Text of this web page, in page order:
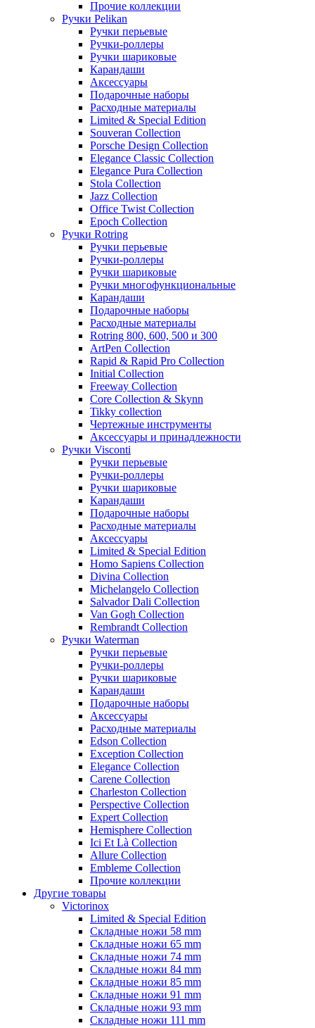
Прочие коллекции
Ручки Pelikan
Ручки перьевые
Ручки-роллеры
Ручки шариковые
Карандаши
Аксессуары
Подарочные наборы
Расходные материалы
Limited & Special Edition
Souveran Collection
Porsche Design Collection
Elegance Classic Collection
Elegance Pura Collection
Stola Collection
Jazz Collection
Office Twist Collection
Epoch Collection
Ручки Rotring
Ручки перьевые
Ручки-роллеры
Ручки шариковые
Ручки многофункциональные
Карандаши
Подарочные наборы
Расходные материалы
Rotring 800, 600, 500 и 300
ArtPen Collection
Rapid & Rapid Pro Collection
Initial Collection
Freeway Collection
Core Collection & Skynn
Tikky collection
Чертежные инструменты
Аксессуары и принадлежности
Ручки Visconti
Ручки перьевые
Ручки-роллеры
Ручки шариковые
Карандаши
Подарочные наборы
Расходные материалы
Аксессуары
Limited & Special Edition
Homo Sapiens Collection
Divina Collection
Michelangelo Collection
Salvador Dali Collection
Van Gogh Collection
Rembrandt Collection
Ручки Waterman
Ручки перьевые
Ручки-роллеры
Ручки шариковые
Карандаши
Подарочные наборы
Аксессуары
Расходные материалы
Edson Collection
Exception Collection
Elegance Collection
Carene Collection
Charleston Collection
Perspective Collection
Expert Collection
Hemisphere Collection
Ici Et Là Collection
Allure Collection
Embleme Collection
Прочие коллекции
Другие товары
Victorinox
Limited & Special Edition
Складные ножи 58 mm
Складные ножи 65 mm
Складные ножи 74 mm
Складные ножи 84 mm
Складные ножи 85 mm
Складные ножи 91 mm
Складные ножи 93 mm
Складные ножи 111 mm